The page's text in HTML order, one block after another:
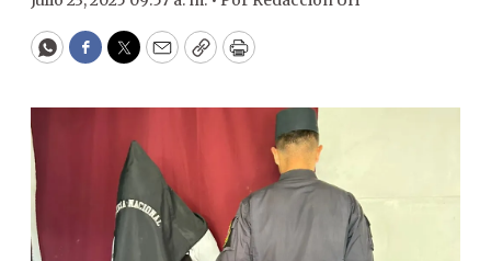
WhatsApp
Facebook
Twitter
EmailCopyPrint